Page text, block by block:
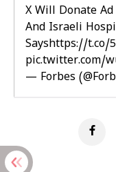
X Will Donate Ad
And Israeli
Sayshttps://t.co/
pic.twitter.com/
— Forbes